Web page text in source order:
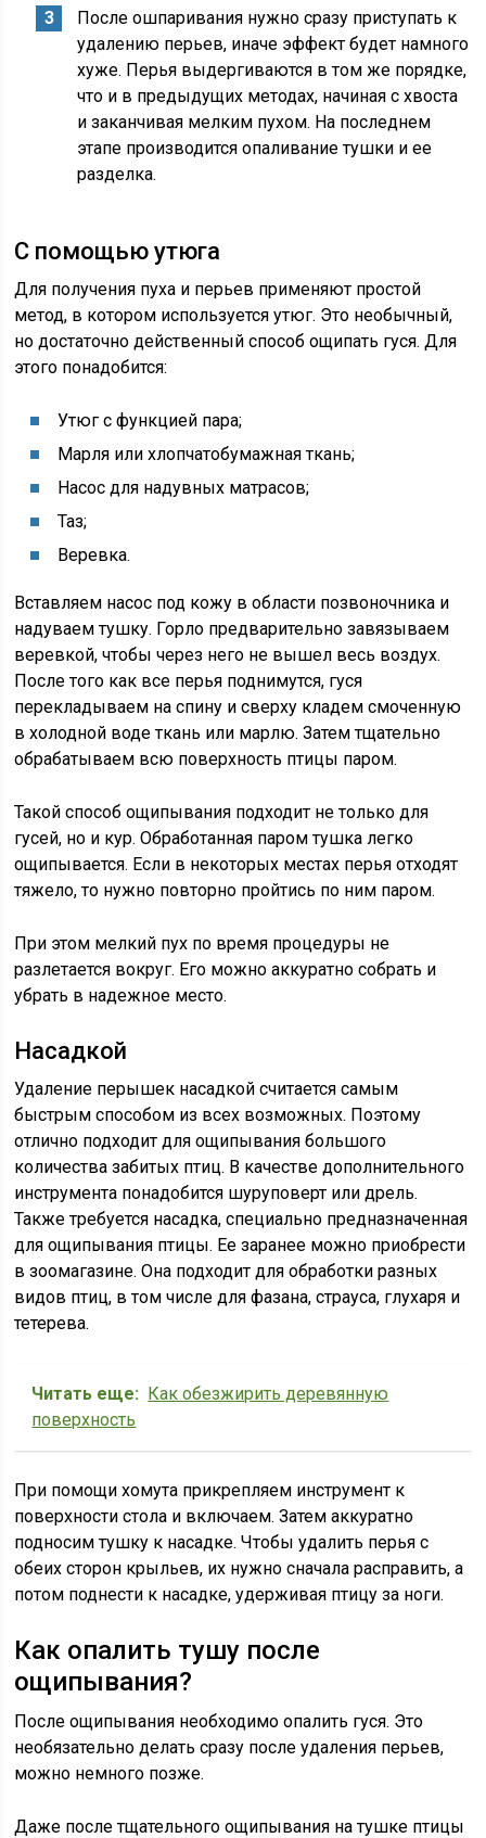
После ошпаривания нужно сразу приступать к
удалению перьев, иначе эффект будет намного
хуже. Перья выдергиваются в том же порядке,
что и в предыдущих методах, начиная с хвоста
и заканчивая мелким пухом. На последнем
этапе производится опаливание тушки и ее
разделка.
С помощью утюга
Для получения пуха и перьев применяют простой
метод, в котором используется утюг. Это необычный,
но достаточно действенный способ ощипать гуся. Для
этого понадобится:
Утюг с функцией пара;
Марля или хлопчатобумажная ткань;
Насос для надувных матрасов;
Таз;
Веревка.
Вставляем насос под кожу в области позвоночника и
надуваем тушку. Горло предварительно завязываем
веревкой, чтобы через него не вышел весь воздух.
После того как все перья поднимутся, гуся
перекладываем на спину и сверху кладем смоченную
в холодной воде ткань или марлю. Затем тщательно
обрабатываем всю поверхность птицы паром.
Такой способ ощипывания подходит не только для
гусей, но и кур. Обработанная паром тушка легко
ощипывается. Если в некоторых местах перья отходят
тяжело, то нужно повторно пройтись по ним паром.
При этом мелкий пух по время процедуры не
разлетается вокруг. Его можно аккуратно собрать и
убрать в надежное место.
Насадкой
Удаление перышек насадкой считается самым
быстрым способом из всех возможных. Поэтому
отлично подходит для ощипывания большого
количества забитых птиц. В качестве дополнительного
инструмента понадобится шуруповерт или дрель.
Также требуется насадка, специально предназначенная
для ощипывания птицы. Ее заранее можно приобрести
в зоомагазине. Она подходит для обработки разных
видов птиц, в том числе для фазана, страуса, глухаря и
тетерева.
Читать еще: Как обезжирить деревянную
поверхность
При помощи хомута прикрепляем инструмент к
поверхности стола и включаем. Затем аккуратно
подносим тушку к насадке. Чтобы удалить перья с
обеих сторон крыльев, их нужно сначала расправить, а
потом поднести к насадке, удерживая птицу за ноги.
Как опалить тушу после
ощипывания?
После ощипывания необходимо опалить гуся. Это
необязательно делать сразу после удаления перьев,
можно немного позже.
Даже после тщательного ощипывания на тушке птицы